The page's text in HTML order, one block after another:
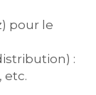
pour le
:
etc.